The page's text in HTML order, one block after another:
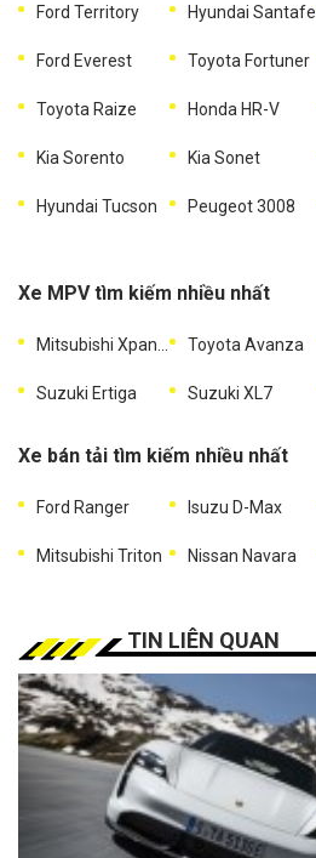
Ford Territory Hyundai Santafe
Ford Everest Toyota Fortuner
Toyota Raize Honda HR-V
Kia Sorento Kia Sonet
Hyundai Tucson Peugeot 3008
Xe MPV tìm kiếm nhiều nhất
Toyota Avanza
Suzuki Ertiga Suzuki XL7
Xe bán tải tìm kiếm nhiều nhất
Ford Ranger Isuzu D-Max
Mitsubishi Triton Nissan Navara
TIN LIÊN QUAN